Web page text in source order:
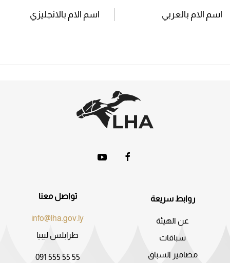
اسم الام بالعربي اسم الام بالانجليزي
روابط سريعة
عن الهيئة
سباقات
مضامير السباق
تواصل معنا
info@lha.gov.ly
طرابلس ليبيا
091 555 55 55